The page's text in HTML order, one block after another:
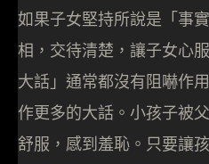
如果子女堅持所說是「事
相，交待清楚，讓子女心
大話」通常都沒有阻嚇作
作更多的大話。小孩子被
舒服，感到羞恥。只要讓